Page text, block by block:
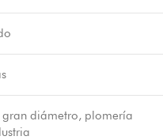
gran diámetro, plomería